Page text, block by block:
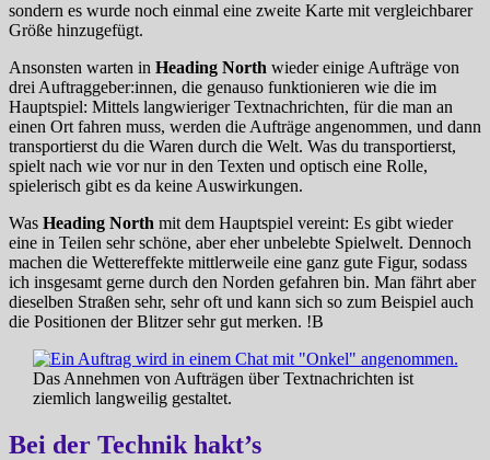
sondern es wurde noch einmal eine zweite Karte mit vergleichbarer
Größe hinzugefügt.
Ansonsten warten in Heading North wieder einige Aufträge von
drei Auftraggeber:innen, die genauso funktionieren wie die im
Hauptspiel: Mittels langwieriger Textnachrichten, für die man an
einen Ort fahren muss, werden die Aufträge angenommen, und dann
transportierst du die Waren durch die Welt. Was du transportierst,
spielt nach wie vor nur in den Texten und optisch eine Rolle,
spielerisch gibt es da keine Auswirkungen.
Was Heading North mit dem Hauptspiel vereint: Es gibt wieder
eine in Teilen sehr schöne, aber eher unbelebte Spielwelt. Dennoch
machen die Wettereffekte mittlerweile eine ganz gute Figur, sodass
ich insgesamt gerne durch den Norden gefahren bin. Man fährt aber
dieselben Straßen sehr, sehr oft und kann sich so zum Beispiel auch
die Positionen der Blitzer sehr gut merken. !B
Das Annehmen von Aufträgen über Textnachrichten ist
ziemlich langweilig gestaltet.
Bei der Technik hakt’s